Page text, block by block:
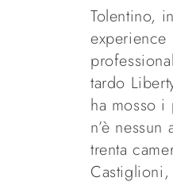
Tolentino,
experience
tardo
ha mosso
n’è
trenta